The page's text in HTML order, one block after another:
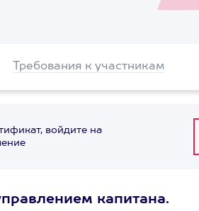
Требования к участникам
войдите на
капитана.